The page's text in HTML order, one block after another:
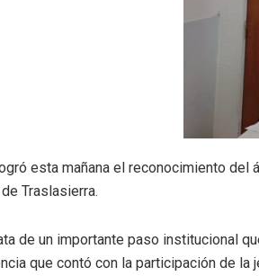
esta mañana el reconocimiento
Traslasierra.
de un importante paso institucional
que contó con la participación de la